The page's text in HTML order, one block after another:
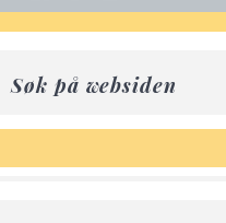
Søk på websiden